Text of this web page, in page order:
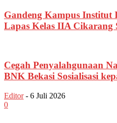
Gandeng Kampus Institut
Lapas Kelas IIA Cikarang
Cegah Penyalahgunaan
BNK Bekasi Sosialisasi
Editor - 6 Juli 2026
0